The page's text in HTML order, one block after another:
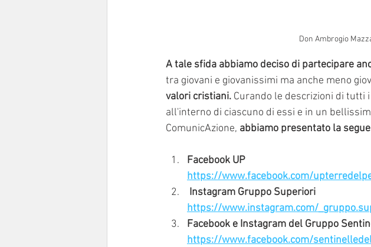
Don Ambrogio
A tale sfida abbiamo deciso di partecipare
tra giovani e giovanissimi ma anche meno
valori cristiani. Curando le descrizioni di tutti
all'interno di ciascuno di essi e in un
ComunicAzione, abbiamo presentato la
Facebook UP
https://www.facebook.com/
Instagram Gruppo Superiori
https://www.instagram.com/
Facebook e Instagram del Gruppo
https://www.facebook.com/